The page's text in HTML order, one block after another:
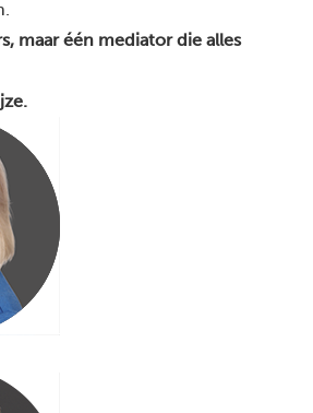
maar één mediator die alles